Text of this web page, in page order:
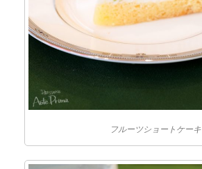
フルーツショートケーキ